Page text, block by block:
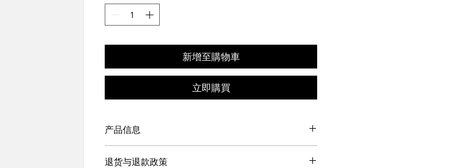
新增至購物車
立即購買
产品信息
如尺寸、材料、保养和清洗说明。另外，也可在此处描述
退货与退款政策